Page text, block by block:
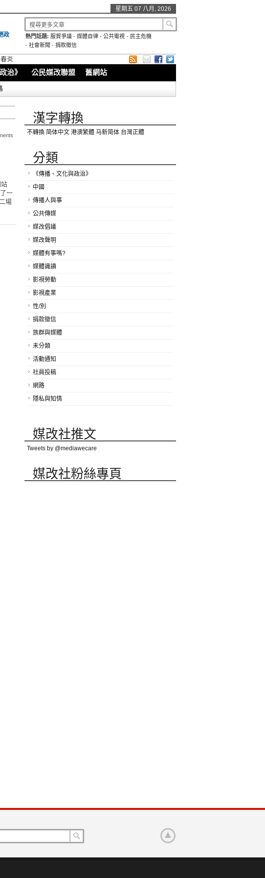
星期五 07 八月, 2026
政
熱門話題: 服貿爭議 -媒體自律 -公共電視 - 民主危機
- 社會新聞 - 捐款徵信
炎
治》 公民媒改聯盟 舊網站
一
場
漢字轉換
不轉換 简体中文 港澳繁體 马新简体 台灣正體
分類
《傳播、文化與政治》
中國
傳播人與事
公共傳媒
媒改倡議
媒改聲明
媒體有事嗎?
媒體識讀
影視勞動
影視產業
性/別
捐款徵信
族群與媒體
未分類
活動通知
社員投稿
網路
隱私與知情
媒改社推文
Tweets by @mediawecare
媒改社粉絲專頁